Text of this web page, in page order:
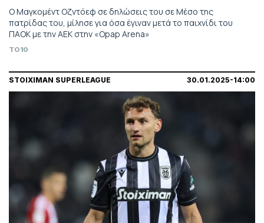
Ο Μαγκομέντ Οζντόεφ σε δηλώσεις του σε Μέσο της
πατρίδας του, μίλησε για όσα έγιναν μετά το παιχνίδι του
ΠΑΟΚ με την ΑΕΚ στην «Opap Arena»
TO10
STOIXIMAN SUPERLEAGUE 30.01.2025-14:00